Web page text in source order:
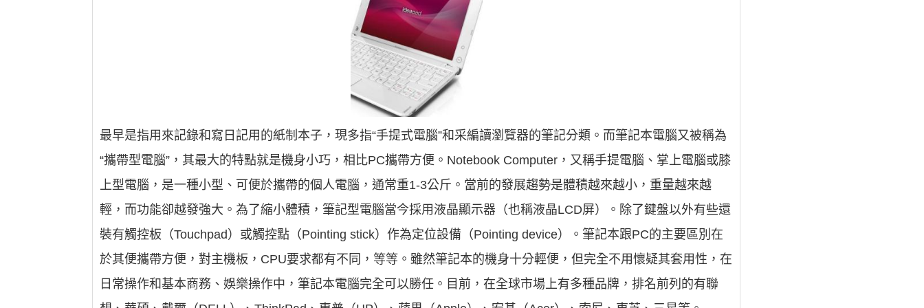
最早是指用來記錄和寫日記用的紙制本子，現多指“手提式電腦”和采編讀瀏覽器的筆記分類。而筆記本電腦又被稱為
“攜帶型電腦”，其最大的特點就是機身小巧，相比PC攜帶方便。Notebook Computer，又稱手提電腦、掌上電腦或膝
上型電腦，是一種小型、可便於攜帶的個人電腦，通常重1-3公斤。當前的發展趨勢是體積越來越小，重量越來越
輕，而功能卻越發強大。為了縮小體積，筆記型電腦當今採用液晶顯示器（也稱液晶LCD屏）。除了鍵盤以外有些還
裝有觸控板（Touchpad）或觸控點（Pointing stick）作為定位設備（Pointing device）。筆記本跟PC的主要區別在
於其便攜帶方便，對主機板，CPU要求都有不同，等等。雖然筆記本的機身十分輕便，但完全不用懷疑其套用性，在
日常操作和基本商務、娛樂操作中，筆記本電腦完全可以勝任。目前，在全球市場上有多種品牌，排名前列的有聯